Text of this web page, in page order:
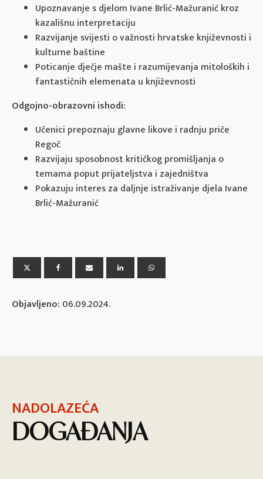
Upoznavanje s djelom Ivane Brlić-Mažuranić kroz
kazališnu interpretaciju
Razvijanje svijesti o važnosti hrvatske književnosti i
kulturne baštine
Poticanje dječje mašte i razumijevanja mitoloških i
fantastičnih elemenata u književnosti
Odgojno-obrazovni ishodi:
Učenici prepoznaju glavne likove i radnju priče
Regoč
Razvijaju sposobnost kritičkog promišljanja o
temama poput prijateljstva i zajedništva
Pokazuju interes za daljnje istraživanje djela Ivane
Brlić-Mažuranić
Objavljeno: 06.09.2024.
NADOLAZEĆA
DOGAĐANJA